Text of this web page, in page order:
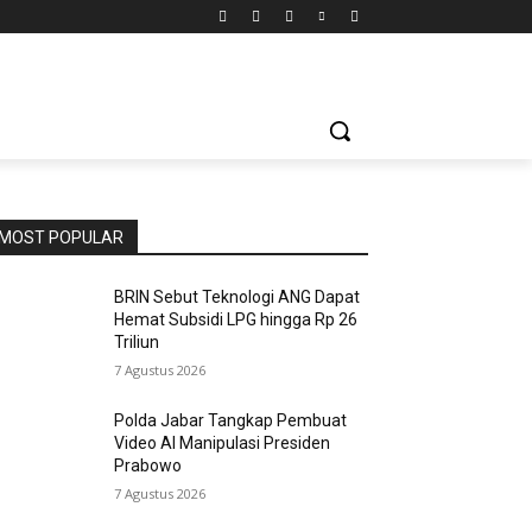
POPULAR
BRIN Sebut Teknologi ANG Dapat
Hemat Subsidi LPG hingga Rp 26
Triliun
7 Agustus 2026
Polda Jabar Tangkap Pembuat
Video AI Manipulasi Presiden
Prabowo
7 Agustus 2026